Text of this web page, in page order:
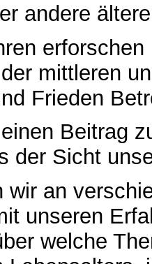
andere
mittleren
Frieden
Beitrag
der Sicht
wir an
unseren
welche